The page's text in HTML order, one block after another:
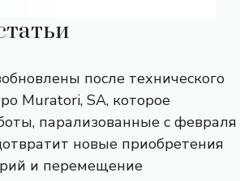
после технического
Muratori, SA, которое
парализованные с февраля
новые приобретения
и перемещение